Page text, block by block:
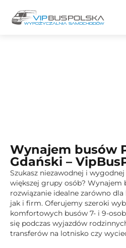
Przejdź
Wynajem busów
Gdański –
Szukasz niezawodnej i
większej grupy osób? Wynajem
rozwiązanie idealne zarówno
jak i firm. Oferujemy szeroki
komfortowych busów 7- i 9-
się podczas wyjazdów
transferów na lotnisko czy